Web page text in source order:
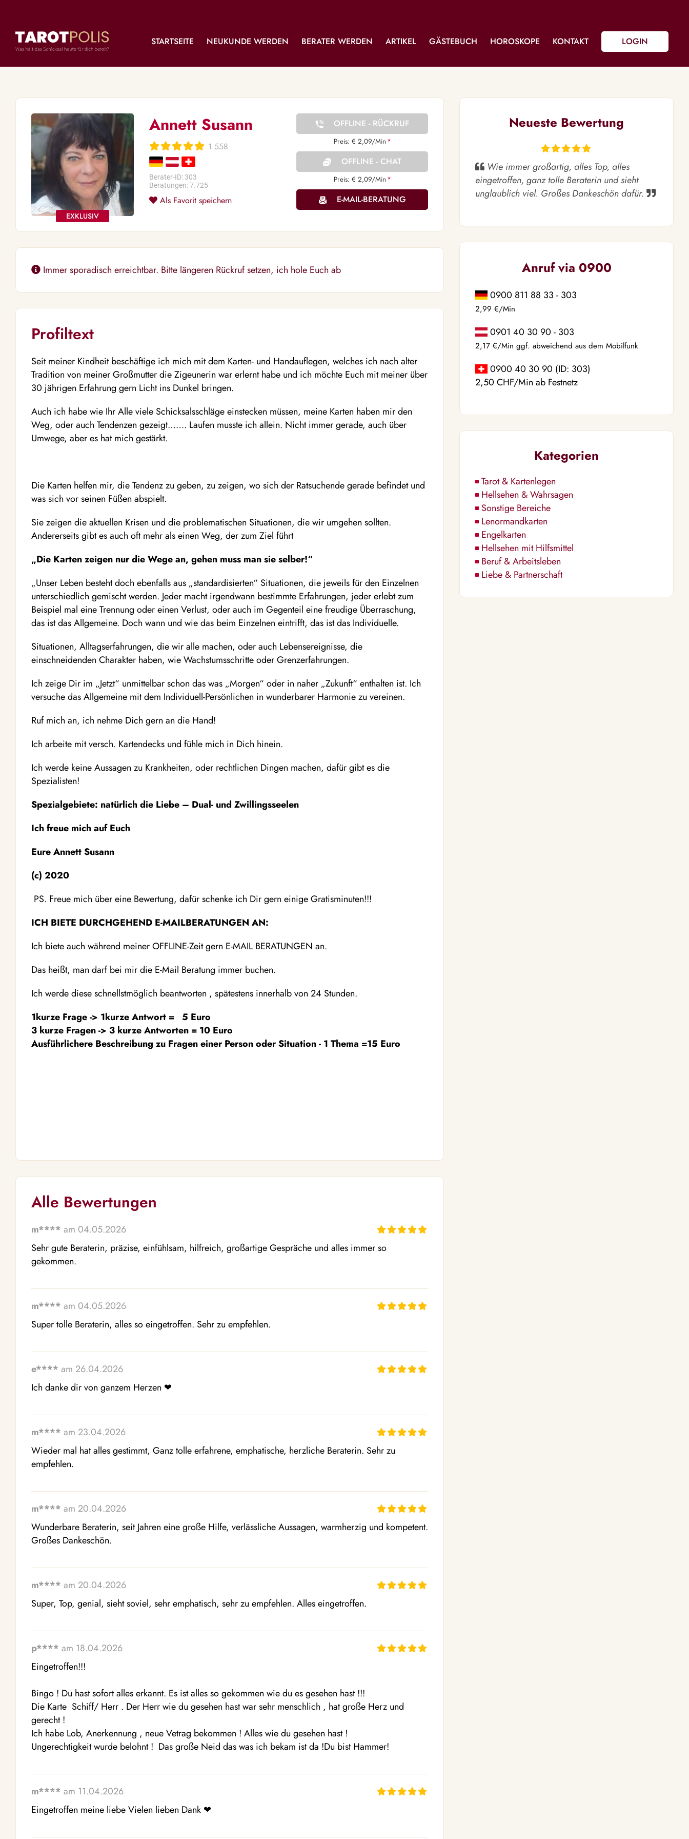
STARTSEITE NEUKUNDE WERDEN BERATER WERDEN ARTIKEL GÄSTEBUCH HOROSKOPE KONTAKT LOGIN
Annett Susann
1.558
Berater-ID: 303
Beratungen: 7.725
Als Favorit speichern
OFFLINE - RÜCKRUF
Preis: € 2,09/Min *
OFFLINE - CHAT
Preis: € 2,09/Min *
E-MAIL-BERATUNG
Immer sporadisch erreichtbar. Bitte längeren Rückruf setzen, ich hole Euch ab
Profiltext
Seit meiner Kindheit beschäftige ich mich mit dem Karten- und Handauflegen, welches ich nach alter
Tradition von meiner Großmutter die Zigeunerin war erlernt habe und ich möchte Euch mit meiner über
30 jährigen Erfahrung gern Licht ins Dunkel bringen.
Auch ich habe wie Ihr Alle viele Schicksalsschläge einstecken müssen, meine Karten haben mir den
Weg, oder auch Tendenzen gezeigt……. Laufen musste ich allein. Nicht immer gerade, auch über
Umwege, aber es hat mich gestärkt.
Die Karten helfen mir, die Tendenz zu geben, zu zeigen, wo sich der Ratsuchende gerade befindet und
was sich vor seinen Füßen abspielt.
Sie zeigen die aktuellen Krisen und die problematischen Situationen, die wir umgehen sollten.
Andererseits gibt es auch oft mehr als einen Weg, der zum Ziel führt
„Die Karten zeigen nur die Wege an, gehen muss man sie selber!“
„Unser Leben besteht doch ebenfalls aus „standardisierten“ Situationen, die jeweils für den Einzelnen
unterschiedlich gemischt werden. Jeder macht irgendwann bestimmte Erfahrungen, jeder erlebt zum
Beispiel mal eine Trennung oder einen Verlust, oder auch im Gegenteil eine freudige Überraschung,
das ist das Allgemeine. Doch wann und wie das beim Einzelnen eintrifft, das ist das Individuelle.
Situationen, Alltagserfahrungen, die wir alle machen, oder auch Lebensereignisse, die
einschneidenden Charakter haben, wie Wachstumsschritte oder Grenzerfahrungen.
Ich zeige Dir im „Jetzt“ unmittelbar schon das was „Morgen“ oder in naher „Zukunft“ enthalten ist. Ich
versuche das Allgemeine mit dem Individuell-Persönlichen in wunderbarer Harmonie zu vereinen.
Ruf mich an, ich nehme Dich gern an die Hand!
Ich arbeite mit versch. Kartendecks und fühle mich in Dich hinein.
Ich werde keine Aussagen zu Krankheiten, oder rechtlichen Dingen machen, dafür gibt es die
Spezialisten!
Spezialgebiete: natürlich die Liebe – Dual- und Zwillingsseelen
Ich freue mich auf Euch
Eure Annett Susann
(c) 2020
PS. Freue mich über eine Bewertung, dafür schenke ich Dir gern einige Gratisminuten!!!
ICH BIETE DURCHGEHEND E-MAILBERATUNGEN AN:
Ich biete auch während meiner OFFLINE-Zeit gern E-MAIL BERATUNGEN an.
Das heißt, man darf bei mir die E-Mail Beratung immer buchen.
Ich werde diese schnellstmöglich beantworten , spätestens innerhalb von 24 Stunden.
1kurze Frage -> 1kurze Antwort = 5 Euro
3 kurze Fragen -> 3 kurze Antworten = 10 Euro
Ausführlichere Beschreibung zu Fragen einer Person oder Situation - 1 Thema =15 Euro
Alle Bewertungen
m**** am 04.05.2026
Sehr gute Beraterin, präzise, einfühlsam, hilfreich, großartige Gespräche und alles immer so
gekommen.
m**** am 04.05.2026
Super tolle Beraterin, alles so eingetroffen. Sehr zu empfehlen.
e**** am 26.04.2026
Ich danke dir von ganzem Herzen ❤ ️
m**** am 23.04.2026
Wieder mal hat alles gestimmt, Ganz tolle erfahrene, emphatische, herzliche Beraterin. Sehr zu
empfehlen.
m**** am 20.04.2026
Wunderbare Beraterin, seit Jahren eine große Hilfe, verlässliche Aussagen, warmherzig und kompetent.
Großes Dankeschön.
m**** am 20.04.2026
Super, Top, genial, sieht soviel, sehr emphatisch, sehr zu empfehlen. Alles eingetroffen.
p**** am 18.04.2026
Eingetroffen!!!
Bingo ! Du hast sofort alles erkannt. Es ist alles so gekommen wie du es gesehen hast !!!
Die Karte  Schiff/ Herr . Der Herr wie du gesehen hast war sehr menschlich , hat große Herz und
gerecht !
Ich habe Lob, Anerkennung , neue Vetrag bekommen ! Alles wie du gesehen hast !
Ungerechtigkeit wurde belohnt !  Das große Neid das was ich bekam ist da !Du bist Hammer!
m**** am 11.04.2026
Eingetroffen meine liebe Vielen lieben Dank ❤ ️
Neueste Bewertung
Wie immer großartig, alles Top, alles
eingetroffen, ganz tolle Beraterin und sieht
unglaublich viel. Großes Dankeschön dafür.
Anruf via 0900
0900 811 88 33 - 303
2,99 €/Min
0901 40 30 90 - 303
2,17 €/Min ggf. abweichend aus dem Mobilfunk
0900 40 30 90 (ID: 303)
2,50 CHF/Min ab Festnetz
Kategorien
Tarot & Kartenlegen
Hellsehen & Wahrsagen
Sonstige Bereiche
Lenormandkarten
Engelkarten
Hellsehen mit Hilfsmittel
Beruf & Arbeitsleben
Liebe & Partnerschaft